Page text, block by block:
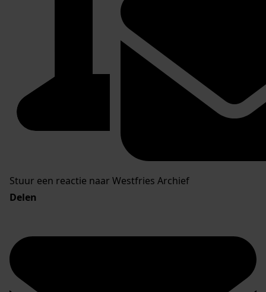
Stuur een reactie naar Westfries Archief
Delen